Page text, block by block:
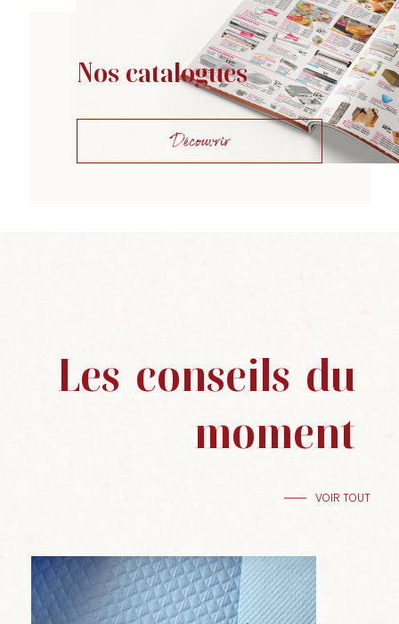
Nos catalogues
Découvrir
Les conseils du
moment
VOIR TOUT